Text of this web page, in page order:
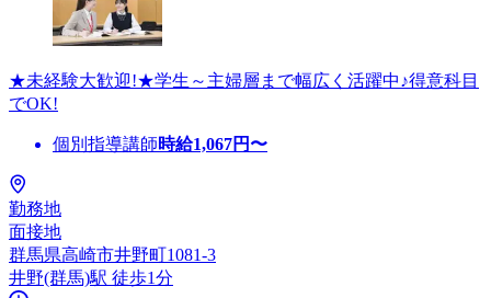
★未経験大歓迎!★学生～主婦層まで幅広く活躍中♪得意科目
でOK!
個別指導講師時給1,067円〜
勤務地
面接地
群馬県高崎市井野町1081-3
井野(群馬)駅 徒歩1分